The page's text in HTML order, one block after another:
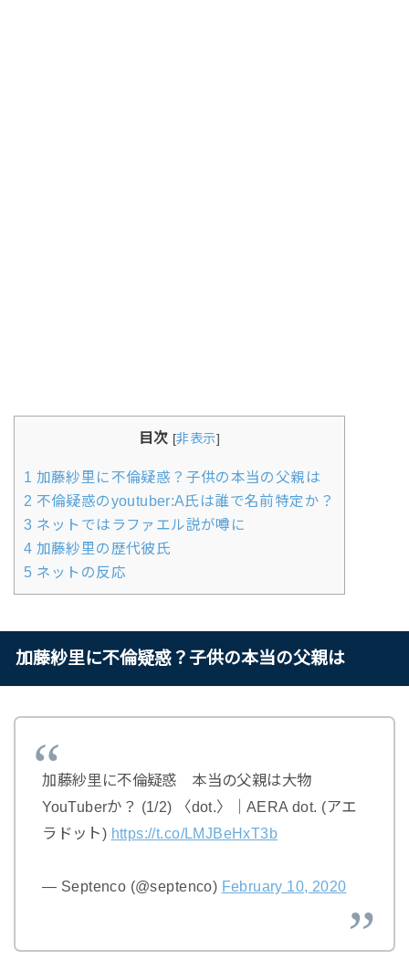
目次 [非表示]
1 加藤紗里に不倫疑惑？子供の本当の父親は
2 不倫疑惑のyoutuber:A氏は誰で名前特定か？
3 ネットではラファエル説が噂に
4 加藤紗里の歴代彼氏
5 ネットの反応
加藤紗里に不倫疑惑？子供の本当の父親は
加藤紗里に不倫疑惑 本当の父親は大物
YouTuberか？ (1/2) 〈dot.〉｜AERA dot. (アエ
ラドット) https://t.co/LMJBeHxT3b
— Septenco (@septenco) February 10, 2020